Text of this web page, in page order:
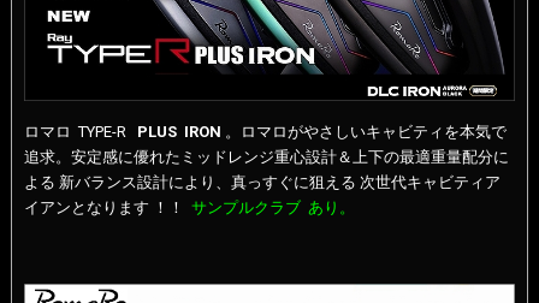
ロマロ TYPE-R PLUS IRON 。ロマロがやさしいキャビティを本気で
追求。安定感に優れたミッドレンジ重心設計＆上下の最適重量配分に
よる 新バランス設計により、真っすぐに狙える 次世代キャビティア
イアンとなります ！！ サンプルクラブ あり。